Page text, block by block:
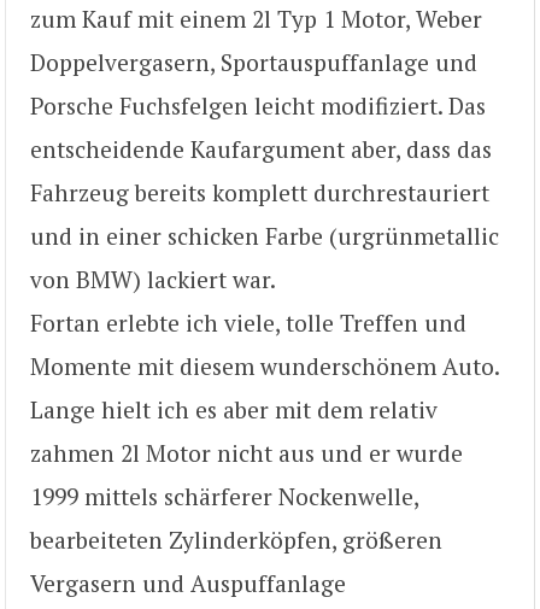
zum Kauf mit einem 2l Typ 1 Motor, Weber
Doppelvergasern, Sportauspuffanlage und
Porsche Fuchsfelgen leicht modifiziert. Das
entscheidende Kaufargument aber, dass das
Fahrzeug bereits komplett durchrestauriert
und in einer schicken Farbe (urgrünmetallic
von BMW) lackiert war.
Fortan erlebte ich viele, tolle Treffen und
Momente mit diesem wunderschönem Auto.
Lange hielt ich es aber mit dem relativ
zahmen 2l Motor nicht aus und er wurde
1999 mittels schärferer Nockenwelle,
bearbeiteten Zylinderköpfen, größeren
Vergasern und Auspuffanlage